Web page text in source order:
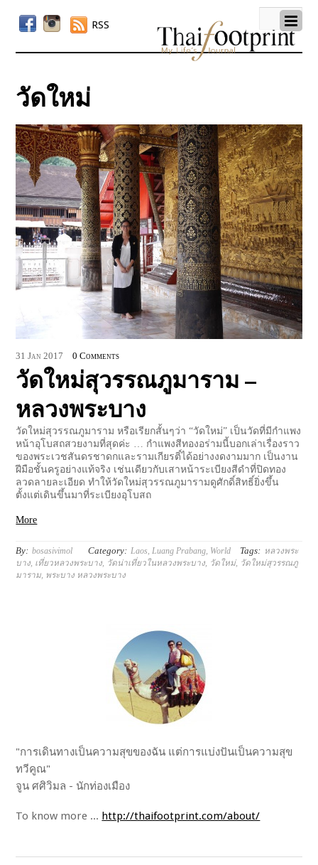
RSS
วัดใหม่
31 Jan 2017 0 Comments
วัดใหม่สุวรรณภูมาราม –
หลวงพระบาง
วัดใหม่สุวรรณภูมาราม หรือเรียกสั้นๆว่า “วัดใหม่” เป็นวัดที่มีกำแพง
หน้าอุโบสถสวยงามที่สุดค่ะ … กำแพงสีทองอร่ามนี้บอกเล่าเรื่องราว
ของพระเวชสันดรชาดกและรามเกียรติ์ได้อย่างงดงามมาก เป็นงาน
ฝีมือชั้นครูอย่างแท้จริง เช่นเดียวกับเสาหน้าระเบียงสีดำที่ปิดทอง
ลวดลายละเอียด ทำให้วัดใหม่สุวรรณภูมารามดูศักดิ์สิทธิ์ยิ่งขึ้น
ตั้งแต่เดินขึ้นมาที่ระเบียงอุโบสถ
More
By: bosasivimol Category: Laos Luang Prabang World Tags: หลวงพระ
บาง, เที่ยวหลวงพระบาง, วัดน่าเที่ยวในหลวงพระบาง, วัดใหม่, วัดใหม่สุวรรณภู
มาราม พระบาง หลวงพระบาง
"การเดินทางเป็นความสุขของฉัน แต่การแบ่งปันเป็นความสุข
ทวีคูณ"
จูน ศศิวิมล - นักท่องเมือง
To know more ... http://thaifootprint.com/about/